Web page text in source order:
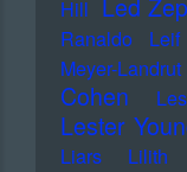
Hill Led
Ranaldo
Leif
Meyer-Landrut
Cohen
Lester
Liars
Lilith